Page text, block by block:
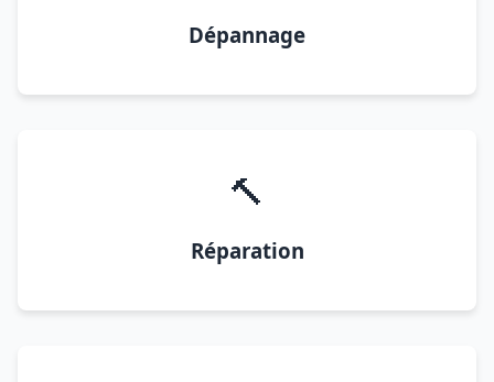
Dépannage
🔨
Réparation